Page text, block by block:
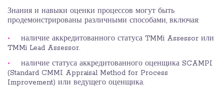
Знания и навыки оценки процессов могут быть
продемонстрированы различными способами, включая:
наличие аккредитованного статуса TMMi Assessor или
TMMi Lead Assessor.
наличие статуса аккредитованного оценщика SCAMPI
(Standard CMMI Appraisal Method for Process
Improvement) или ведущего оценщика.